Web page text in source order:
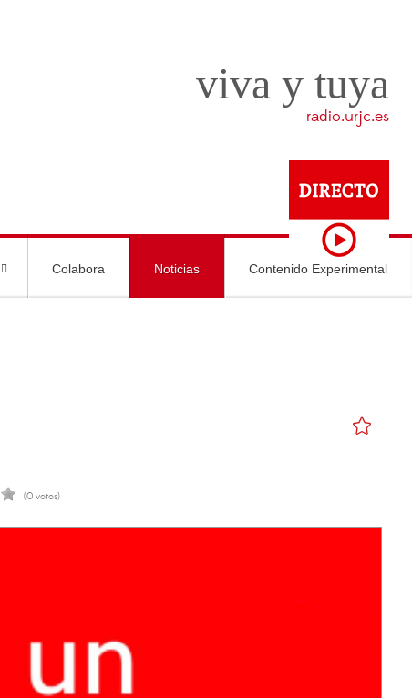
viva y tuya
radio.urjc.es
Colabora Noticias Contenido Experimental
(0 votos)